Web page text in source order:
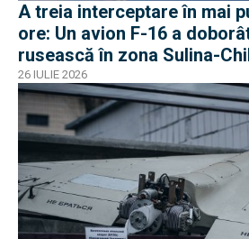
A treia interceptare în mai
ore: Un avion F-16 a
rusească în zona Sulina-
26 IULIE 2026